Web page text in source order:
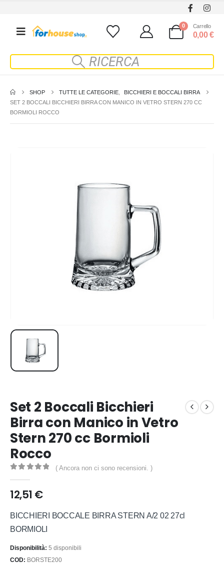
0 Carrello
0,00€
SHOP TUTTE LE CATEGORIE,
BICCHIERI E BOCCALI BIRRA
SET 2 BOCCALI BICCHIERI BIRRA CON MANICO IN VETRO STERN 270 CC
BORMIOLI ROCCO
Set 2 Boccali Bicchieri
Birra con Manico in Vetro
Stern 270 cc Bormioli
Rocco
( Ancora non ci sono recensioni. )
12,51 €
BICCHIERI BOCCALE BIRRA STERN A/2 02 27cl
BORMIOLI
Disponibilità: 5 disponibili
COD: BORSTE200